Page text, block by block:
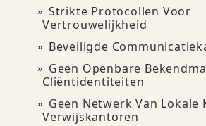
Strikte Protocollen Voor
Vertrouwelijkheid
Beveiligde
Geen Openbare
Cliëntidentiteiten
Geen Netwerk Van Lokale
Verwijskantoren